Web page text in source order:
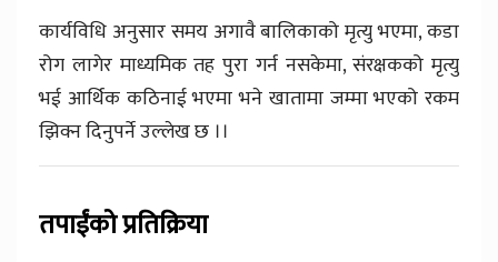
कार्यविधि अनुसार समय अगावै बालिकाको मृत्यु भएमा, कडा
रोग लागेर माध्यमिक तह पुरा गर्न नसकेमा, संरक्षकको मृत्यु
भई आर्थिक कठिनाई भएमा भने खातामा जम्मा भएको रकम
झिक्न दिनुपर्ने उल्लेख छ ।।
तपाईंको प्रतिक्रिया